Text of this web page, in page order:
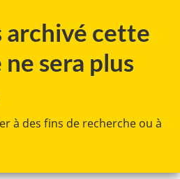
au
principal
à
Au
»
à
version
archivé cette
sera plus
à des fins de recherche ou à